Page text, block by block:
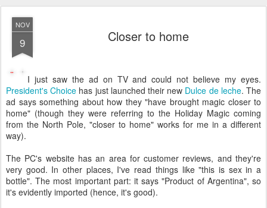
NOV
9 Closer to home
I just saw the ad on TV and could not believe my eyes.
President's Choice has just launched their new Dulce de leche. The
ad says something about how they "have brought magic closer to
home" (though they were referring to the Holiday Magic coming
from the North Pole, "closer to home" works for me in a different
way).
The PC's website has an area for customer reviews, and they're
very good. In other places, I've read things like "this is sex in a
bottle". The most important part: it says "Product of Argentina", so
it's evidently imported (hence, it's good).